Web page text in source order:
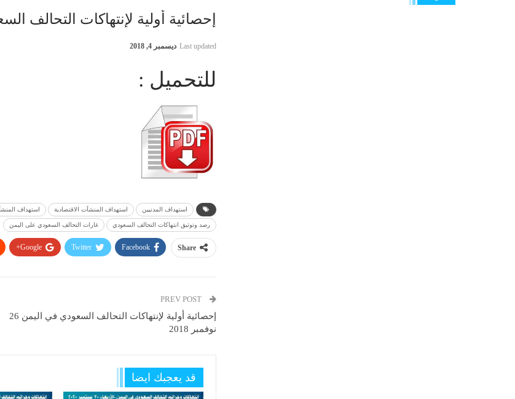
إحصائية أولية لإنتهاكات التحالف السعودي في
Last updated ديسمبر 4, 2018
للتحميل :
استهداف المدنيين استهداف المنشآت الاقتصادية استهداف
رصد وتوثيق انتهاكات التحالف السعودي غارات التحالف السعودي على اليمن
Share
Facebook
Twitter
Google+
PREV POST
إحصائية أولية لإنتهاكات التحالف السعودي في اليمن 26
نوفمبر 2018
قد يعجبك ايضا